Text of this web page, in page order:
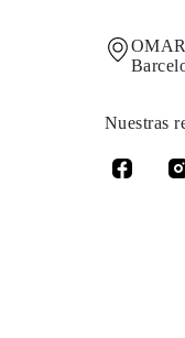
Nuestras